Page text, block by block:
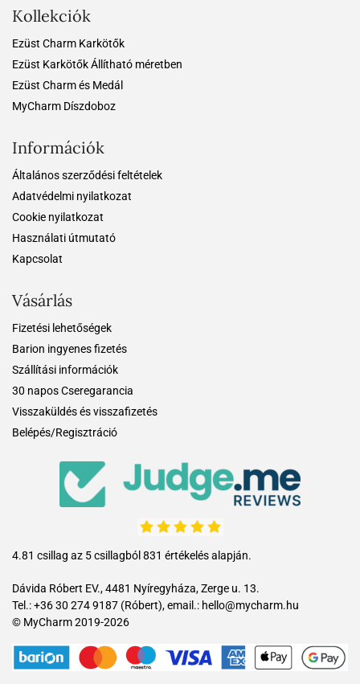
Kollekciók
Ezüst Charm Karkötők
Ezüst Karkötők Állítható méretben
Ezüst Charm és Medál
MyCharm Díszdoboz
Információk
Általános szerződési feltételek
Adatvédelmi nyilatkozat
Cookie nyilatkozat
Használati útmutató
Kapcsolat
Vásárlás
Fizetési lehetőségek
Barion ingyenes fizetés
Szállítási információk
30 napos Cseregarancia
Visszaküldés és visszafizetés
Belépés/Regisztráció
4.81 csillag az 5 csillagból 831 értékelés alapján.
Dávida Róbert EV., 4481 Nyíregyháza, Zerge u. 13.
Tel.: +36 30 274 9187 (Róbert), email.: hello@mycharm.hu
© MyCharm 2019-2026